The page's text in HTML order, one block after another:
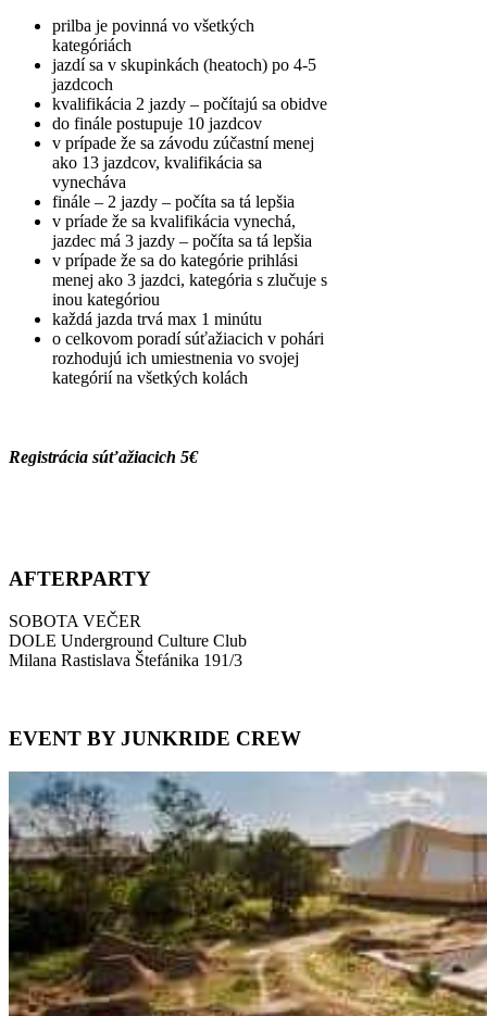
prilba je povinná vo všetkých
kategóriách
jazdí sa v skupinkách (heatoch) po 4-5
jazdcoch
kvalifikácia 2 jazdy – počítajú sa obidve
do finále postupuje 10 jazdcov
v prípade že sa závodu zúčastní menej
ako 13 jazdcov, kvalifikácia sa
vynecháva
finále – 2 jazdy – počíta sa tá lepšia
v príade že sa kvalifikácia vynechá,
jazdec má 3 jazdy – počíta sa tá lepšia
v prípade že sa do kategórie prihlási
menej ako 3 jazdci, kategória s zlučuje s
inou kategóriou
každá jazda trvá max 1 minútu
o celkovom poradí súťažiacich v pohári
rozhodujú ich umiestnenia vo svojej
kategórií na všetkých kolách
Registrácia súťažiacich 5€
AFTERPARTY
SOBOTA VEČER
DOLE Underground Culture Club
Milana Rastislava Štefánika 191/3
EVENT BY JUNKRIDE CREW